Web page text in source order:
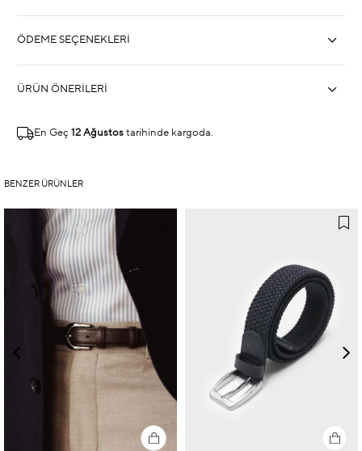
ÖDEME SEÇENEKLERI
ÜRÜN ÖNERILERI
En Geç 12 Ağustos tarihinde kargoda.
BENZER ÜRÜNLER